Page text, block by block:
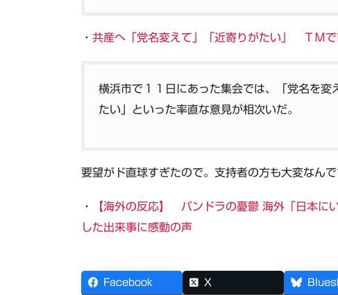
・ 共産へ「党名変えて」「近寄りがたい」 ＴＭ
横浜市で１１日にあった集会では、「党名を
たい」といった率直な意見が相次いだ。
要望がド直球すぎたので。支持者の方も大変なん
・
【海外の反応】 パンドラの憂鬱 海外「日本に
した出来事に感動の声
Facebook X